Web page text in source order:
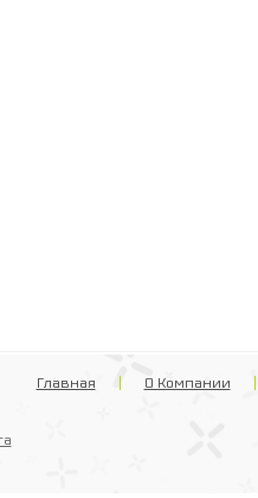
Главная О Компании